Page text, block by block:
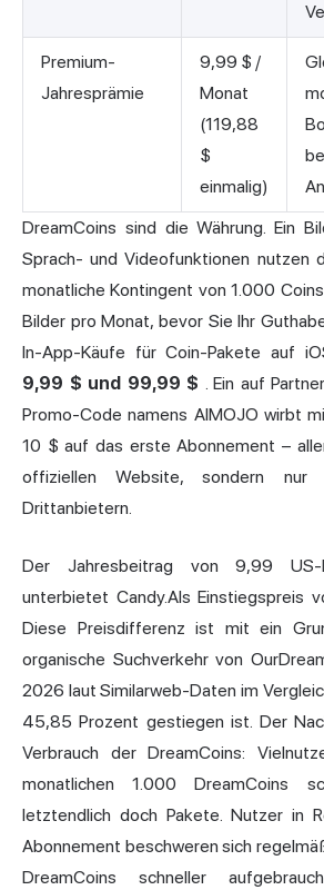
Premium-
Jahresprämie
9,99 $ /
Monat
(119,88
$
einmalig)
DreamCoins sind die Währung. Ein
Sprach- und Videofunktionen nutzen
monatliche Kontingent von 1.000
Bilder pro Monat, bevor Sie Ihr
In-App-Käufe für Coin-Pakete auf
9,99 $ und 99,99 $ . Ein auf
Promo-Code namens AIMOJO wirbt
10 $ auf das erste Abonnement –
offiziellen Website, sondern
Drittanbietern.
Der Jahresbeitrag von 9,99
unterbietet Candy.AIs Einstiegspreis
Diese Preisdifferenz ist mit ein
organische Suchverkehr von
2026 laut Similarweb-Daten im
45,85 Prozent gestiegen ist. Der
Verbrauch der DreamCoins:
monatlichen 1.000 DreamCoins
letztendlich doch Pakete. Nutzer in
Abonnement beschweren sich
DreamCoins schneller